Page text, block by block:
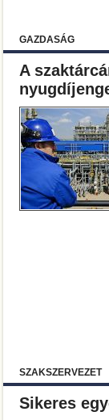
GAZDASÁG
A
SZAKSZERVEZET
Sikeres